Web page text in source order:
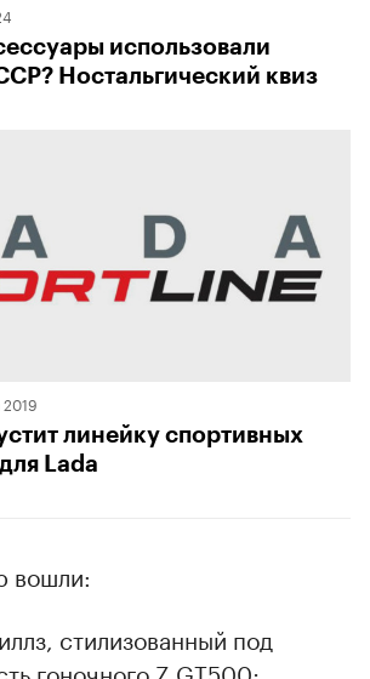
использовали
Ностальгический квиз
2019
линейку спортивных
Lada
вошли:
стилизованный под